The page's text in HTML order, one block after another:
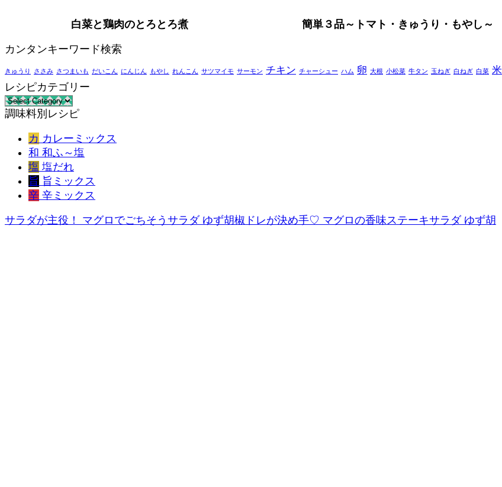
白菜と鶏肉のとろとろ煮 簡単３品～トマト・きゅうり・もやし～
カンタンキーワード検索
きゅうり ささみ さつまいも だいこん にんじん もやし れんこん サツマイモ サーモン チキン チャーシュー ハム 卵 大根 小松菜 牛タン 玉ねぎ 白ねぎ 白菜 米
レシピカテゴリー
レ
シ
調味料別レシピ
カ カレーミックス
和 和ふ～塩
塩 塩だれ
旨 旨ミックス
辛 辛ミックス
サラダが主役！ マグロでごちそうサラダ ゆず胡椒ドレが決め手♡ マグロの香味ステーキサラダ ゆず胡